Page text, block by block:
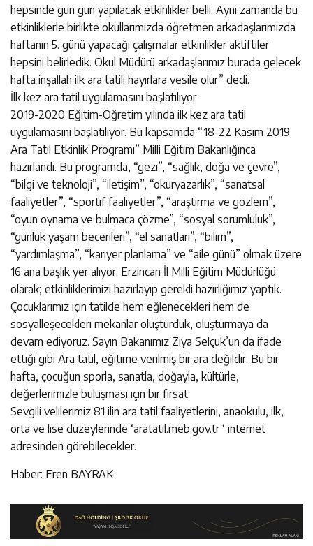
hepsinde gün gün yapılacak etkinlikler belli. Aynı zamanda bu
etkinliklerle birlikte okullarımızda öğretmen arkadaşlarımızda
haftanın 5. günü yapacağı çalışmalar etkinlikler aktiftiler
hepsini belirledik. Okul Müdürü arkadaşlarımız burada gelecek
hafta inşallah ilk ara tatili hayırlara vesile olur” dedi.
İlk kez ara tatil uygulamasını başlatılıyor
2019-2020 Eğitim-Öğretim yılında ilk kez ara tatil
uygulamasını başlatılıyor. Bu kapsamda “18-22 Kasım 2019
Ara Tatil Etkinlik Programı” Milli Eğitim Bakanlığınca
hazırlandı. Bu programda, “gezi”, “sağlık, doğa ve çevre”,
“bilgi ve teknoloji”, “iletişim”, “okuryazarlık”, “sanatsal
faaliyetler”, “sportif faaliyetler”, “araştırma ve gözlem”,
“oyun oynama ve bulmaca çözme”, “sosyal sorumluluk”,
“günlük yaşam becerileri”, “el sanatları”, “bilim”,
“yardımlaşma”, “kariyer planlama” ve “aile günü” olmak üzere
16 ana başlık yer alıyor. Erzincan İl Milli Eğitim Müdürlüğü
olarak; etkinliklerimizi hazırlayıp gerekli hazırlığımız yaptık.
Çocuklarımız için tatilde hem eğlenecekleri hem de
sosyalleşecekleri mekanlar oluşturduk, oluşturmaya da
devam ediyoruz. Sayın Bakanımız Ziya Selçuk’un da ifade
ettiği gibi Ara tatil, eğitime verilmiş bir ara değildir. Bu bir
hafta, çocuğun sporla, sanatla, doğayla, kültürle,
değerlerimizle buluşması için bir fırsat.
Sevgili velilerimiz 81 ilin ara tatil faaliyetlerini, anaokulu, ilk,
orta ve lise düzeylerinde ‘aratatil.meb.gov.tr ‘ internet
adresinden görebilecekler.
Haber: Eren BAYRAK